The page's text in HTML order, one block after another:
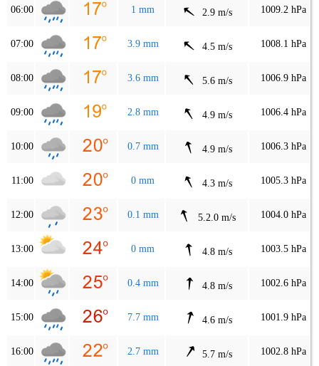
06:00 1 mm 2.9 m/s 1009.2 hPa
07:00 3.9 mm 4.5 m/s 1008.1 hPa
08:00 3.6 mm 5.6 m/s 1006.9 hPa
09:00 2.8 mm 4.9 m/s 1006.4 hPa
10:00 0.7 mm 4.9 m/s 1006.3 hPa
11:00 0 mm 4.3 m/s 1005.3 hPa
12:00 0.1 mm 5.2.0 m/s 1004.0 hPa
13:00 0 mm 4.8 m/s 1003.5 hPa
14:00 0.4 mm 4.8 m/s 1002.6 hPa
15:00 7.7 mm 4.6 m/s 1001.9 hPa
16:00 2.7 mm 5.7 m/s 1002.8 hPa